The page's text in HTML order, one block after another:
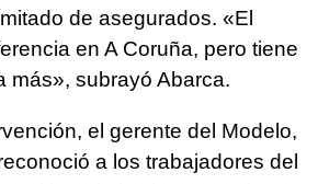
de asegurados. «El
en A Coruña, pero tiene
más», subrayó Abarca.
el gerente del Modelo,
a los trabajadores del